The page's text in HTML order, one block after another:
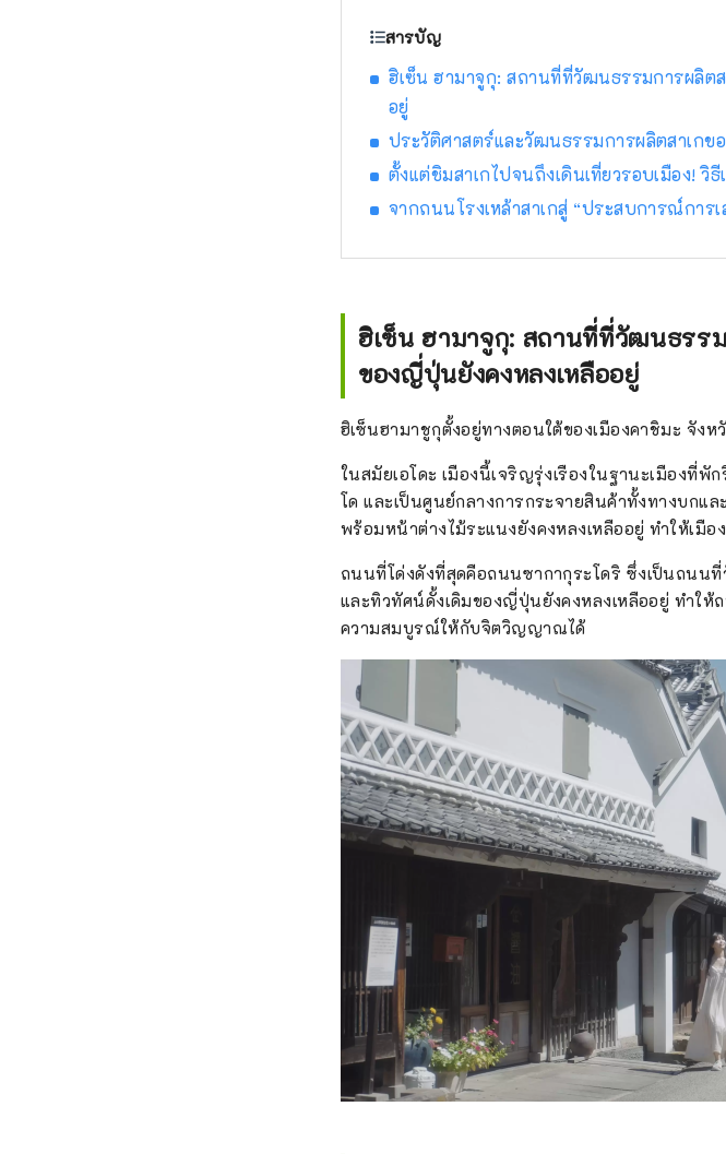
สารบัญ
ฮิเซ็น ฮามาจูกุ: สถานที่ที่วัฒนธรรมการผลิต
อยู่
ประวัติศาสตร์และวัฒนธรรมการผลิตสาเกข
ตั้งแต่ชิมสาเกไปจนถึงเดินเที่ยวรอบเมือง! วิ
จากถนนโรงเหล้าสาเกสู่ “ประสบการณ์การ
ฮิเซ็น ฮามาจูกุ: สถานที่ที่วัฒนธรร
ของญี่ปุ่นยังคงหลงเหลืออยู่
ฮิเซ็นฮามาชูกุตั้งอยู่ทางตอนใต้ของเมืองคาชิมะ จังห
ในสมัยเอโดะ เมืองนี้เจริญรุ่งเรืองในฐานะเมืองที่
โด และเป็นศูนย์กลางการกระจายสินค้าทั้งทางบกแ
พร้อมหน้าต่างไม้ระแนงยังคงหลงเหลืออยู่ ทำให้เมื
ถนนที่โด่งดังที่สุดคือถนนซากากุระโดริ ซึ่งเป็นถนน
และทิวทัศน์ดั้งเดิมของญี่ปุ่นยังคงหลงเหลืออยู่ ทำใ
ความสมบูรณ์ให้กับจิตวิญญาณได้